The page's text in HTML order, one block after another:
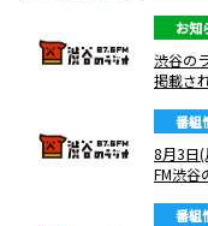
お知
渋谷の
掲載さ
番組
8月3日
FM渋谷
番組